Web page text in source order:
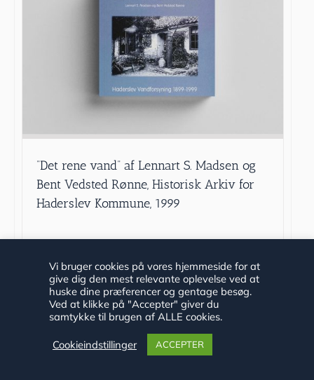
”Det rene vand” af Lennart S. Madsen og
Bent Vedsted Rønne, Historisk Arkiv for
Haderslev Kommune, 1999
Tilføj til kurv Detaljer
Vi bruger cookies på vores hjemmeside for at
give dig den mest relevante oplevelse ved at
huske dine præferencer og gentage besøg.
Ved at klikke på "Accepter" giver du
samtykke til brugen af ALLE cookies.
Cookieindstillinger ACCEPTER